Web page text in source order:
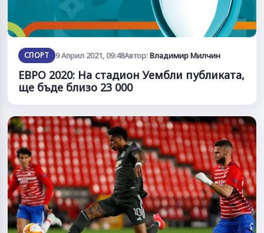
СПОРТ 9 Април 2021, 09:48Автор:Владимир Милчин
ЕВРО 2020: На стадион Уембли публиката,
ще бъде близо 23 000